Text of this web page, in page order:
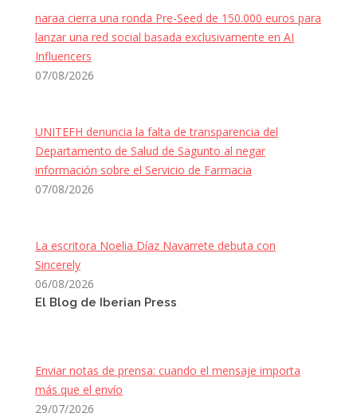
naraa cierra una ronda Pre-Seed de 150.000 euros para
lanzar una red social basada exclusivamente en AI
Influencers
07/08/2026
UNITEFH denuncia la falta de transparencia del
Departamento de Salud de Sagunto al negar
información sobre el Servicio de Farmacia
07/08/2026
La escritora Noelia Díaz Navarrete debuta con
Sincerely
06/08/2026
El Blog de Iberian Press
Enviar notas de prensa: cuando el mensaje importa
más que el envío
29/07/2026